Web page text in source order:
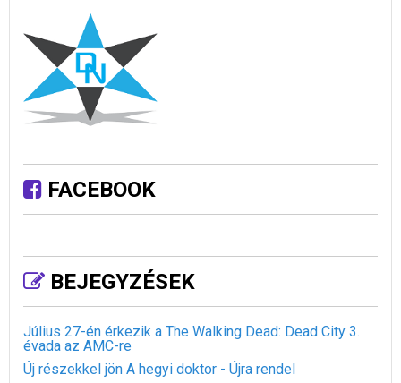
FACEBOOK
BEJEGYZÉSEK
Július 27-én érkezik a The Walking Dead: Dead City 3.
évada az AMC-re
Új részekkel jön A hegyi doktor - Újra rendel